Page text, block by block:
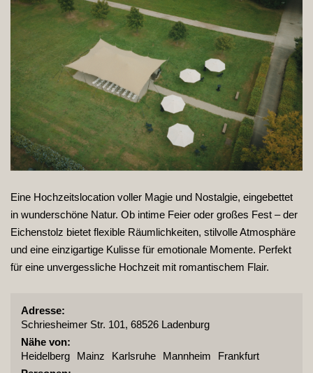
Eine Hochzeitslocation voller Magie und Nostalgie, eingebettet
in wunderschöne Natur. Ob intime Feier oder großes Fest – der
Eichenstolz bietet flexible Räumlichkeiten, stilvolle Atmosphäre
und eine einzigartige Kulisse für emotionale Momente. Perfekt
für eine unvergessliche Hochzeit mit romantischem Flair.
Adresse:
Schriesheimer Str. 101, 68526 Ladenburg
Nähe von:
Heidelberg
Mainz Karlsruhe Mannheim
Frankfurt